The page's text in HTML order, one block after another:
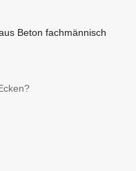
Beton fachmännisch